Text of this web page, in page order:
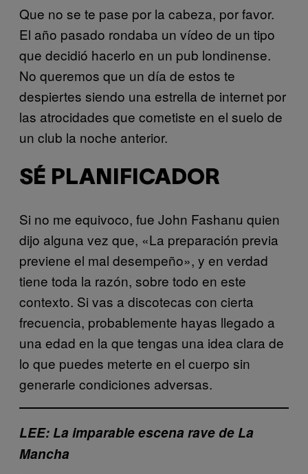
Que no se te pase por la cabeza, por favor.
El año pasado rondaba un vídeo de un tipo
que decidió hacerlo en un pub londinense.
No queremos que un día de estos te
despiertes siendo una estrella de internet por
las atrocidades que cometiste en el suelo de
un club la noche anterior.
SÉ PLANIFICADOR
Si no me equivoco, fue John Fashanu quien
dijo alguna vez que, «La preparación previa
previene el mal desempeño», y en verdad
tiene toda la razón, sobre todo en este
contexto. Si vas a discotecas con cierta
frecuencia, probablemente hayas llegado a
una edad en la que tengas una idea clara de
lo que puedes meterte en el cuerpo sin
generarle condiciones adversas.
LEE: La imparable escena rave de La
Mancha